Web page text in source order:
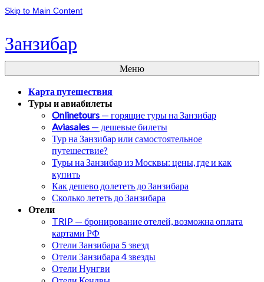
Skip to Main Content
Занзибар
Меню
Карта путешествия
Туры и авиабилеты
Onlinetours — горящие туры на Занзибар
Aviasales — дешевые билеты
Тур на Занзибар или самостоятельное
путешествие?
Туры на Занзибар из Москвы: цены, где и как
купить
Как дешево долететь до Занзибара
Сколько лететь до Занзибара
Отели
TRIP — бронирование отелей, возможна оплата
картами РФ
Отели Занзибара 5 звезд
Отели Занзибара 4 звезды
Отели Нунгви